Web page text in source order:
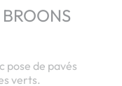
pose de pavés
verts.